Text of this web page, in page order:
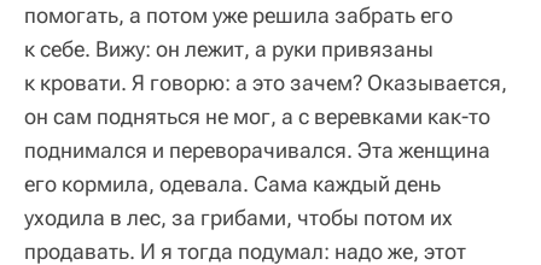
помогать, а потом уже решила забрать его
к себе. Вижу: он лежит, а руки привязаны
к кровати. Я говорю: а это зачем? Оказывается,
он сам подняться не мог, а с веревками как-то
поднимался и переворачивался. Эта женщина
его кормила, одевала. Сама каждый день
уходила в лес, за грибами, чтобы потом их
продавать. И я тогда подумал: надо же, этот